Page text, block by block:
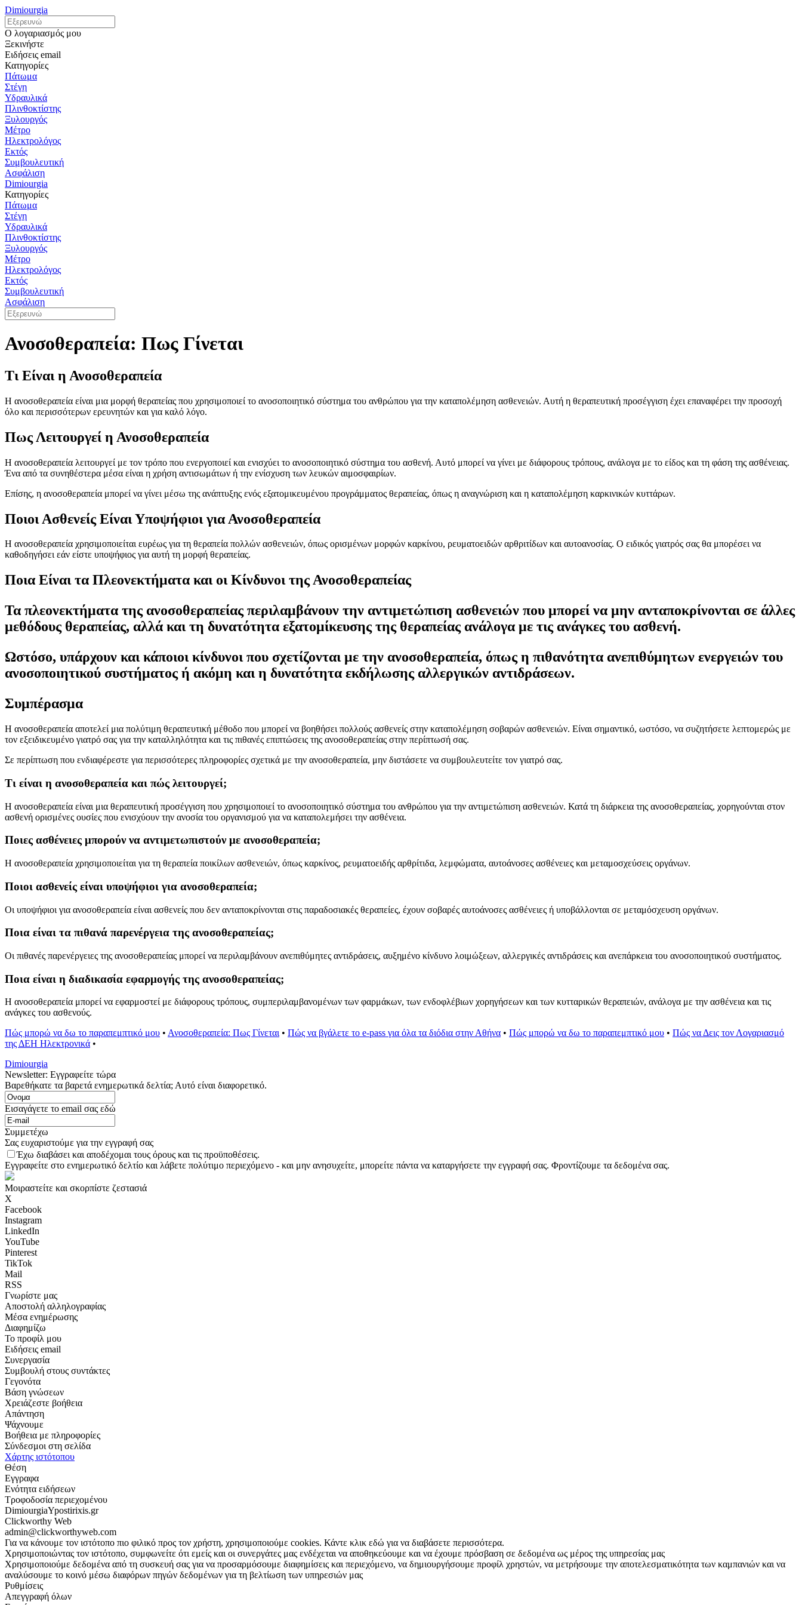
Dimiourgia
Ο λογαριασμός μου
Ξεκινήστε
Ειδήσεις email
Κατηγορίες
Πάτωμα
Στέγη
Υδραυλικά
Πλινθοκτίστης
Ξυλουργός
Μέτρο
Ηλεκτρολόγος
Εκτός
Συμβουλευτική
Ασφάλιση
Dimiourgia
Κατηγορίες
Πάτωμα
Στέγη
Υδραυλικά
Πλινθοκτίστης
Ξυλουργός
Μέτρο
Ηλεκτρολόγος
Εκτός
Συμβουλευτική
Ασφάλιση
Ανοσοθεραπεία: Πως Γίνεται
Τι Είναι η Ανοσοθεραπεία
Η ανοσοθεραπεία είναι μια μορφή θεραπείας που χρησιμοποιεί το ανοσοποιητικό σύστημα του ανθρώπου για την καταπολέμηση ασθενειών. Αυτή η θεραπευτική προσέγγιση έχει επαναφέρει την προσοχή
όλο και περισσότερων ερευνητών και για καλό λόγο.
Πως Λειτουργεί η Ανοσοθεραπεία
Η ανοσοθεραπεία λειτουργεί με τον τρόπο που ενεργοποιεί και ενισχύει το ανοσοποιητικό σύστημα του ασθενή. Αυτό μπορεί να γίνει με διάφορους τρόπους, ανάλογα με το είδος και τη φάση της ασθένειας.
Ένα από τα συνηθέστερα μέσα είναι η χρήση αντισωμάτων ή την ενίσχυση των λευκών αιμοσφαιρίων.
Επίσης, η ανοσοθεραπεία μπορεί να γίνει μέσω της ανάπτυξης ενός εξατομικευμένου προγράμματος θεραπείας, όπως η αναγνώριση και η καταπολέμηση καρκινικών κυττάρων.
Ποιοι Ασθενείς Είναι Υποψήφιοι για Ανοσοθεραπεία
Η ανοσοθεραπεία χρησιμοποιείται ευρέως για τη θεραπεία πολλών ασθενειών, όπως ορισμένων μορφών καρκίνου, ρευματοειδών αρθριτίδων και αυτοανοσίας. Ο ειδικός γιατρός σας θα μπορέσει να
καθοδηγήσει εάν είστε υποψήφιος για αυτή τη μορφή θεραπείας.
Ποια Είναι τα Πλεονεκτήματα και οι Κίνδυνοι της Ανοσοθεραπείας
Τα πλεονεκτήματα της ανοσοθεραπείας περιλαμβάνουν την αντιμετώπιση ασθενειών που μπορεί να μην ανταποκρίνονται σε άλλες
μεθόδους θεραπείας, αλλά και τη δυνατότητα εξατομίκευσης της θεραπείας ανάλογα με τις ανάγκες του ασθενή.
Ωστόσο, υπάρχουν και κάποιοι κίνδυνοι που σχετίζονται με την ανοσοθεραπεία, όπως η πιθανότητα ανεπιθύμητων ενεργειών του
ανοσοποιητικού συστήματος ή ακόμη και η δυνατότητα εκδήλωσης αλλεργικών αντιδράσεων.
Συμπέρασμα
Η ανοσοθεραπεία αποτελεί μια πολύτιμη θεραπευτική μέθοδο που μπορεί να βοηθήσει πολλούς ασθενείς στην καταπολέμηση σοβαρών ασθενειών. Είναι σημαντικό, ωστόσο, να συζητήσετε λεπτομερώς με
τον εξειδικευμένο γιατρό σας για την καταλληλότητα και τις πιθανές επιπτώσεις της ανοσοθεραπείας στην περίπτωσή σας.
Σε περίπτωση που ενδιαφέρεστε για περισσότερες πληροφορίες σχετικά με την ανοσοθεραπεία, μην διστάσετε να συμβουλευτείτε τον γιατρό σας.
Τι είναι η ανοσοθεραπεία και πώς λειτουργεί;
Η ανοσοθεραπεία είναι μια θεραπευτική προσέγγιση που χρησιμοποιεί το ανοσοποιητικό σύστημα του ανθρώπου για την αντιμετώπιση ασθενειών. Κατά τη διάρκεια της ανοσοθεραπείας, χορηγούνται στον
ασθενή ορισμένες ουσίες που ενισχύουν την ανοσία του οργανισμού για να καταπολεμήσει την ασθένεια.
Ποιες ασθένειες μπορούν να αντιμετωπιστούν με ανοσοθεραπεία;
Η ανοσοθεραπεία χρησιμοποιείται για τη θεραπεία ποικίλων ασθενειών, όπως καρκίνος, ρευματοειδής αρθρίτιδα, λεμφώματα, αυτοάνοσες ασθένειες και μεταμοσχεύσεις οργάνων.
Ποιοι ασθενείς είναι υποψήφιοι για ανοσοθεραπεία;
Οι υποψήφιοι για ανοσοθεραπεία είναι ασθενείς που δεν ανταποκρίνονται στις παραδοσιακές θεραπείες, έχουν σοβαρές αυτοάνοσες ασθένειες ή υποβάλλονται σε μεταμόσχευση οργάνων.
Ποια είναι τα πιθανά παρενέργεια της ανοσοθεραπείας;
Οι πιθανές παρενέργειες της ανοσοθεραπείας μπορεί να περιλαμβάνουν ανεπιθύμητες αντιδράσεις, αυξημένο κίνδυνο λοιμώξεων, αλλεργικές αντιδράσεις και ανεπάρκεια του ανοσοποιητικού συστήματος.
Ποια είναι η διαδικασία εφαρμογής της ανοσοθεραπείας;
Η ανοσοθεραπεία μπορεί να εφαρμοστεί με διάφορους τρόπους, συμπεριλαμβανομένων των φαρμάκων, των ενδοφλέβιων χορηγήσεων και των κυτταρικών θεραπειών, ανάλογα με την ασθένεια και τις
ανάγκες του ασθενούς.
Πώς μπορώ να δω το παραπεμπτικό μου • Ανοσοθεραπεία: Πως Γίνεται• Πώς να βγάλετε το e-pass για όλα τα διόδια στην Αθήνα • Πώς μπορώ να δω το παραπεμπτικό μου • Πώς να Δεις τον Λογαριασμό
της ΔΕΗ Ηλεκτρονικά •
Dimiourgia
Newsletter: Εγγραφείτε τώρα
Βαρεθήκατε τα βαρετά ενημερωτικά δελτία; Αυτό είναι διαφορετικό.
Εισαγάγετε το email σας εδώ
Συμμετέχω
Σας ευχαριστούμε για την εγγραφή σας
Έχω διαβάσει και αποδέχομαι τους όρους και τις προϋποθέσεις.
Εγγραφείτε στο ενημερωτικό δελτίο και λάβετε πολύτιμο περιεχόμενο - και μην ανησυχείτε, μπορείτε πάντα να καταργήσετε την εγγραφή σας. Φροντίζουμε τα δεδομένα σας.
Μοιραστείτε και σκορπίστε ζεστασιά
X
Facebook
Instagram
LinkedIn
YouTube
Pinterest
TikTok
Mail
RSS
Γνωρίστε μας
Αποστολή αλληλογραφίας
Μέσα ενημέρωσης
Διαφημίζω
Το προφίλ μου
Ειδήσεις email
Συνεργασία
Συμβουλή στους συντάκτες
Γεγονότα
Βάση γνώσεων
Χρειάζεστε βοήθεια
Απάντηση
Ψάχνουμε
Βοήθεια με πληροφορίες
Σύνδεσμοι στη σελίδα
Χάρτης ιστότοπου
Θέση
Εγγραφα
Ενότητα ειδήσεων
Τροφοδοσία περιεχομένου
DimiourgiaYpostirixis.gr
Clickworthy Web
admin@clickworthyweb.com
Για να κάνουμε τον ιστότοπο πιο φιλικό προς τον χρήστη, χρησιμοποιούμε cookies. Κάντε κλικ εδώ για να διαβάσετε περισσότερα.
Χρησιμοποιώντας τον ιστότοπο, συμφωνείτε ότι εμείς και οι συνεργάτες μας ενδέχεται να αποθηκεύουμε και να έχουμε πρόσβαση σε δεδομένα ως μέρος της υπηρεσίας μας
Χρησιμοποιούμε δεδομένα από τη συσκευή σας για να προσαρμόσουμε διαφημίσεις και περιεχόμενο, να δημιουργήσουμε προφίλ χρηστών, να μετρήσουμε την αποτελεσματικότητα των καμπανιών και να
αναλύσουμε το κοινό μέσω διαφόρων πηγών δεδομένων για τη βελτίωση των υπηρεσιών μας
Ρυθμίσεις
Απεγγραφή όλων